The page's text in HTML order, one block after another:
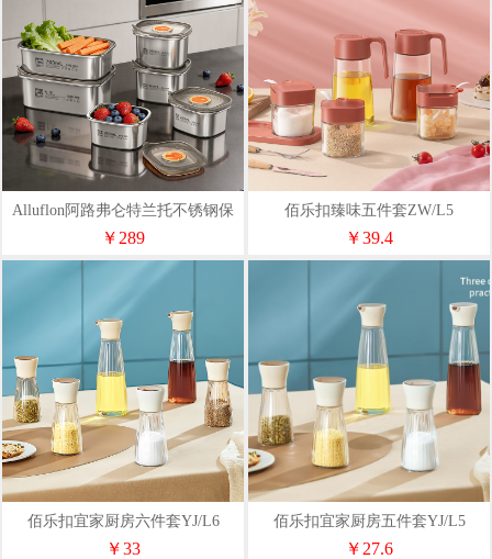
Alluflon阿路弗仑特兰托不锈钢保
鲜盒套装
￥289
佰乐扣臻味五件套ZW/L5
￥39.4
佰乐扣宜家厨房六件套YJ/L6
￥33
佰乐扣宜家厨房五件套YJ/L5
￥27.6